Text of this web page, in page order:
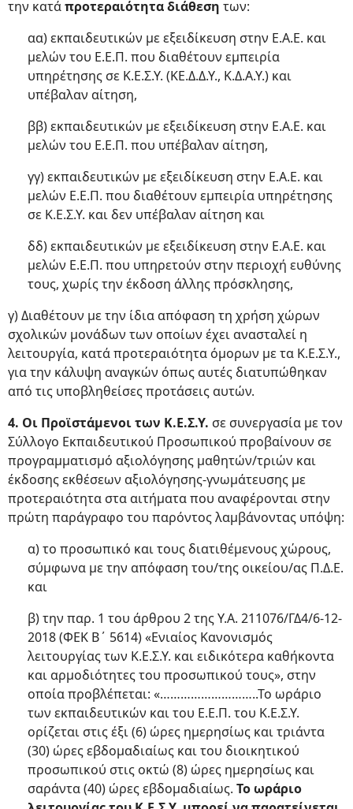
την κατάπροτεραιότητα διάθεση των:
αα) εκπαιδευτικών με εξειδίκευση στην Ε.Α.Ε. και
μελών του Ε.Ε.Π. που διαθέτουν εμπειρία
υπηρέτησης σε Κ.Ε.Σ.Υ. (ΚΕ.Δ.Δ.Υ., Κ.Δ.Α.Υ.) και
υπέβαλαν αίτηση,
ββ) εκπαιδευτικών με εξειδίκευση στην Ε.Α.Ε. και
μελών του Ε.Ε.Π. που υπέβαλαν αίτηση,
γγ) εκπαιδευτικών με εξειδίκευση στην Ε.Α.Ε. και
μελών Ε.Ε.Π. που διαθέτουν εμπειρία υπηρέτησης
σε Κ.Ε.Σ.Υ. και δεν υπέβαλαν αίτηση και
δδ) εκπαιδευτικών με εξειδίκευση στην Ε.Α.Ε. και
μελών Ε.Ε.Π. που υπηρετούν στην περιοχή ευθύνης
τους, χωρίς την έκδοση άλλης πρόσκλησης,
γ) Διαθέτουν με την ίδια απόφαση τη χρήση χώρων
σχολικών μονάδων των οποίων έχει ανασταλεί η
λειτουργία, κατά προτεραιότητα όμορων με τα Κ.Ε.Σ.Υ.,
για την κάλυψη αναγκών όπως αυτές διατυπώθηκαν
από τις υποβληθείσες προτάσεις αυτών.
4. Οι Προϊστάμενοι των Κ.Ε.Σ.Υ. σε συνεργασία με τον
Σύλλογο Εκπαιδευτικού Προσωπικού προβαίνουν σε
προγραμματισμό αξιολόγησης μαθητών/τριών και
έκδοσης εκθέσεων αξιολόγησης-γνωμάτευσης με
προτεραιότητα στα αιτήματα που αναφέρονται στην
πρώτη παράγραφο του παρόντος λαμβάνοντας υπόψη:
α) το προσωπικό και τους διατιθέμενους χώρους,
σύμφωνα με την απόφαση του/της οικείου/ας Π.Δ.Ε.
και
β) την παρ. 1 του άρθρου 2 της Υ.Α. 211076/ΓΔ4/6-12-
2018 (ΦΕΚ Β΄ 5614) «Ενιαίος Κανονισμός
λειτουργίας των Κ.Ε.Σ.Υ. και ειδικότερα καθήκοντα
και αρμοδιότητες του προσωπικού τους», στην
οποία προβλέπεται: «………………………..Το ωράριο
των εκπαιδευτικών και του Ε.Ε.Π. του Κ.Ε.Σ.Υ.
ορίζεται στις έξι (6) ώρες ημερησίως και τριάντα
(30) ώρες εβδομαδιαίως και του διοικητικού
προσωπικού στις οκτώ (8) ώρες ημερησίως και
σαράντα (40) ώρες εβδομαδιαίως. Το ωράριο